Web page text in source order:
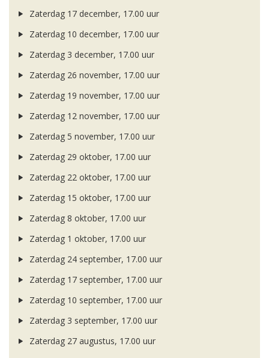
Zaterdag 17 december, 17.00 uur
Zaterdag 10 december, 17.00 uur
Zaterdag 3 december, 17.00 uur
Zaterdag 26 november, 17.00 uur
Zaterdag 19 november, 17.00 uur
Zaterdag 12 november, 17.00 uur
Zaterdag 5 november, 17.00 uur
Zaterdag 29 oktober, 17.00 uur
Zaterdag 22 oktober, 17.00 uur
Zaterdag 15 oktober, 17.00 uur
Zaterdag 8 oktober, 17.00 uur
Zaterdag 1 oktober, 17.00 uur
Zaterdag 24 september, 17.00 uur
Zaterdag 17 september, 17.00 uur
Zaterdag 10 september, 17.00 uur
Zaterdag 3 september, 17.00 uur
Zaterdag 27 augustus, 17.00 uur